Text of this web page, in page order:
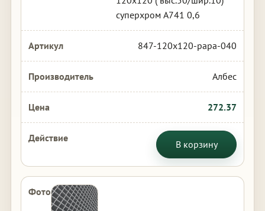
суперхром А741 0,6
847-120x120-papa-040
Албес
272.37
В корзину